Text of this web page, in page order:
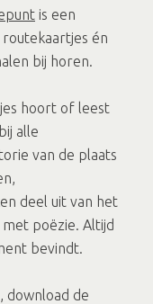
is een
én
bij horen.
hoort of leest
alle
van de plaats
deel uit van het
poëzie. Altijd
bevindt.
download de